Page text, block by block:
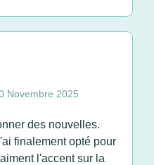
Novembre 2025
des nouvelles.
finalement opté pour
l'accent sur la